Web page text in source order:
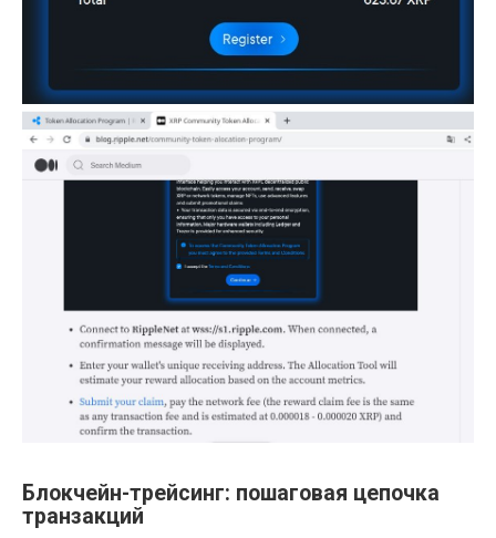
Блокчейн-трейсинг: пошаговая цепочка
транзакций